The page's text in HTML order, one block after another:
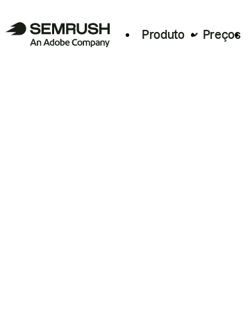
Produto Preços